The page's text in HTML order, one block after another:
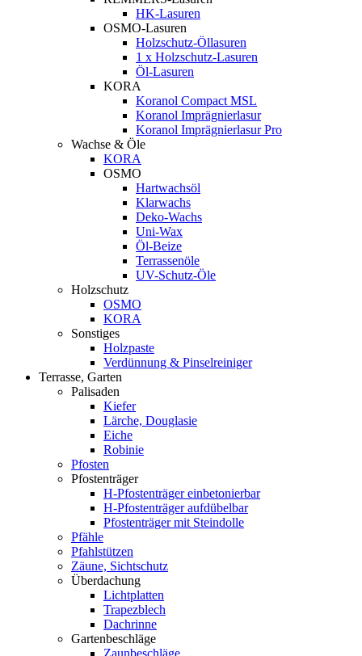
HK-Lasuren
OSMO-Lasuren
Holzschutz-Öllasuren
1 x Holzschutz-Lasuren
Öl-Lasuren
KORA
Koranol Compact MSL
Koranol Imprägnierlasur
Koranol Imprägnierlasur Pro
Wachse & Öle
KORA
OSMO
Hartwachsöl
Klarwachs
Deko-Wachs
Uni-Wax
Öl-Beize
Terrassenöle
UV-Schutz-Öle
Holzschutz
OSMO
KORA
Sonstiges
Holzpaste
Verdünnung & Pinselreiniger
Terrasse, Garten
Palisaden
Kiefer
Lärche, Douglasie
Eiche
Robinie
Pfosten
Pfostenträger
H-Pfostenträger einbetonierbar
H-Pfostenträger aufdübelbar
Pfostenträger mit Steindolle
Pfähle
Pfahlstützen
Zäune, Sichtschutz
Überdachung
Lichtplatten
Trapezblech
Dachrinne
Gartenbeschläge
Zaunbeschläge